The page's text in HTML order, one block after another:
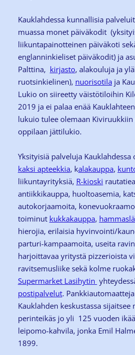
Kauklahdessa kunnallisia
muassa monet päiväkodit
liikuntapainotteinen päiväkoti
englanninkieliset päiväkodit) ja
Palttina, kirjasto, alakouluja ja
ruotsinkielinen), nuorisotilaja
Lukio on siireetty väistötiloihin
2019 ja ei palaa enää
lukuio tulee olemaan
oppilaan jättilukio.
Yksityisiä palveluja Kauklahdessa
kaksi apteekkia, kalakauppa,
liikuntayrityksiä, R-kioski
antiikkikauppa, huoltoasemia,
autokorjaamoita,
toiminut kukkakauppa,
hierojia, erilaisia hyvinvointi/
parturi-kampaamoita, useita
harjoittavaa yritystä pizzerioista
ravitsemusliike sekä kolme
Supermarket Lasihytin
postipalvelut.
Kauklahden keskustassa sijaitsee
perinteikäs jo yli 125 vuoden
leipomo-kahvila, jonka Emil
1899.